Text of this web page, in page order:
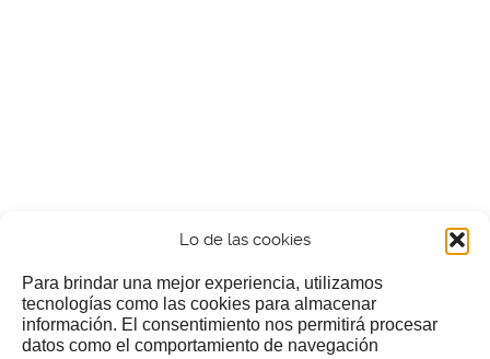
Lo de las cookies
Para brindar una mejor experiencia, utilizamos
tecnologías como las cookies para almacenar
información. El consentimiento nos permitirá procesar
datos como el comportamiento de navegación
¿Nos invitas a un cafecillo?